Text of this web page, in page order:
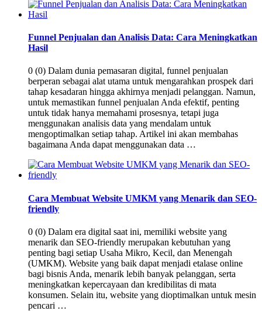
Funnel Penjualan dan Analisis Data: Cara Meningkatkan
Hasil
0 (0) Dalam dunia pemasaran digital, funnel penjualan
berperan sebagai alat utama untuk mengarahkan prospek dari
tahap kesadaran hingga akhirnya menjadi pelanggan. Namun,
untuk memastikan funnel penjualan Anda efektif, penting
untuk tidak hanya memahami prosesnya, tetapi juga
menggunakan analisis data yang mendalam untuk
mengoptimalkan setiap tahap. Artikel ini akan membahas
bagaimana Anda dapat menggunakan data …
Cara Membuat Website UMKM yang Menarik dan SEO-
friendly
0 (0) Dalam era digital saat ini, memiliki website yang
menarik dan SEO-friendly merupakan kebutuhan yang
penting bagi setiap Usaha Mikro, Kecil, dan Menengah
(UMKM). Website yang baik dapat menjadi etalase online
bagi bisnis Anda, menarik lebih banyak pelanggan, serta
meningkatkan kepercayaan dan kredibilitas di mata
konsumen. Selain itu, website yang dioptimalkan untuk mesin
pencari …